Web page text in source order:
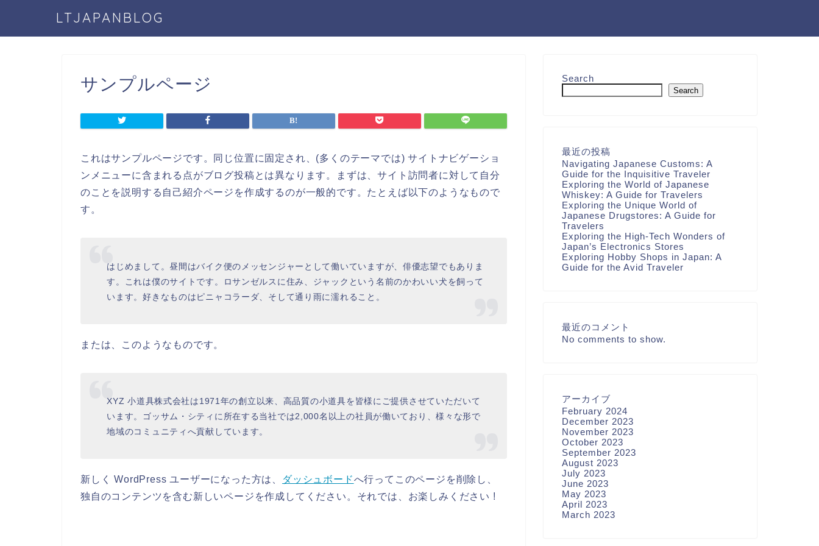
LTJAPANBLOG
サンプルページ
これはサンプルページです。同じ位置に固定され、(多くのテーマでは) サイトナビゲーショ
ンメニューに含まれる点がブログ投稿とは異なります。まずは、サイト訪問者に対して自分
のことを説明する自己紹介ページを作成するのが一般的です。たとえば以下のようなもので
す。
はじめまして。昼間はバイク便のメッセンジャーとして働いていますが、俳優志望でもありま
す。これは僕のサイトです。ロサンゼルスに住み、ジャックという名前のかわいい犬を飼って
います。好きなものはピニャコラーダ、そして通り雨に濡れること。
または、このようなものです。
XYZ 小道具株式会社は1971年の創立以来、高品質の小道具を皆様にご提供させていただいて
います。ゴッサム・シティに所在する当社では2,000名以上の社員が働いており、様々な形で
地域のコミュニティへ貢献しています。
新しく WordPress ユーザーになった方は、 ダッシュボードへ行ってこのページを削除し、
独自のコンテンツを含む新しいページを作成してください。それでは、お楽しみください !
Search
Search
最近の投稿
Navigating Japanese Customs: A
Guide for the Inquisitive Traveler
Exploring the World of Japanese
Whiskey: A Guide for Travelers
Exploring the Unique World of
Japanese Drugstores: A Guide for
Travelers
Exploring the High-Tech Wonders of
Japan’s Electronics Stores
Exploring Hobby Shops in Japan: A
Guide for the Avid Traveler
最近のコメント
No comments to show.
アーカイブ
February 2024
December 2023
November 2023
October 2023
September 2023
August 2023
July 2023
June 2023
May 2023
April 2023
March 2023